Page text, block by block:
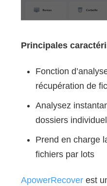
Principales
Fonction
récupération de
Analysez
dossiers
Prend en charge
fichiers par lots
ApowerRecoverest